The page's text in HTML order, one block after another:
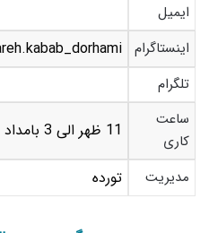
ایمیل
اینستاگرام
تلگرام
ساعت
کاری
11 ظهر الی 3 بامداد
مدیریت تورده